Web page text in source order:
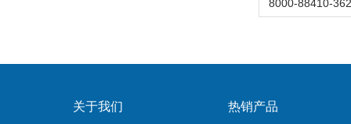
关于我们 热销产品